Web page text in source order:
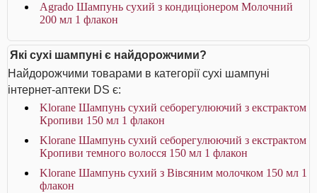
Agrado Шампунь cухий з кондиціонером Молочний
200 мл 1 флакон
Які сухі шампуні є найдорожчими?
Найдорожчими товарами в категорії сухі шампуні
інтернет-аптеки DS є:
Klorane Шампунь сухий себорегулюючий з екстрактом
Кропиви 150 мл 1 флакон
Klorane Шампунь сухий себорегулюючий з екстрактом
Кропиви темного волосся 150 мл 1 флакон
Klorane Шампунь сухий з Вівсяним молочком 150 мл 1
флакон